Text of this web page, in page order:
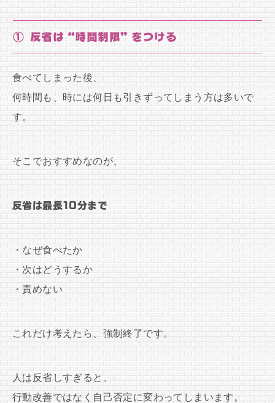
① 反省は“時間制限”をつける
食べてしまった後、
何時間も、時には何日も引きずってしまう方は多いで
す。
そこでおすすめなのが、
反省は最長10分まで
・なぜ食べたか
・次はどうするか
・責めない
これだけ考えたら、強制終了です。
人は反省しすぎると、
行動改善ではなく自己否定に変わってしまいます。